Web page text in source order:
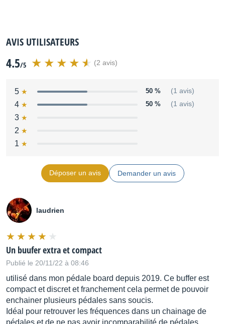
AVIS UTILISATEURS
4.5/5 (2 avis)
5 50 % (1 avis)
4 50 % (1 avis)
3
2
1
Déposer un avis Demander un avis
laudrien
Un buufer extra et compact
Publié le 20/11/22 à 08:46
utilisé dans mon pédale board depuis 2019. Ce buffer est
compact et discret et franchement cela permet de pouvoir
enchainer plusieurs pédales sans soucis.
Idéal pour retrouver les fréquences dans un chainage de
pédales et de ne pas avoir incomparabilité de pédales